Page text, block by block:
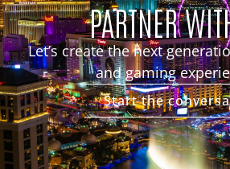
PARTNER
Let’s create the next
and gaming
Start the